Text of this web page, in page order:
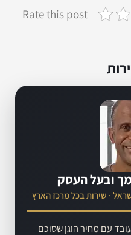
Rate this post
ובעל העסק
· שירות בכל מרכז הארץ
עם מחיר הוגן שסוכם